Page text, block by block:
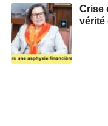
Crise
vérité